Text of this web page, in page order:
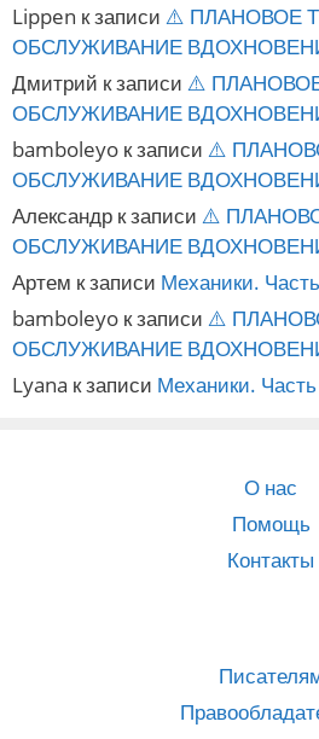
Lippen к записи ⚠️ ПЛАНОВОЕ
ОБСЛУЖИВАНИЕ
Дмитрий к записи ⚠️
ОБСЛУЖИВАНИЕ
bamboleyo к записи ⚠️
ОБСЛУЖИВАНИЕ
Александр к записи ⚠️
ОБСЛУЖИВАНИЕ
Артем к записи Механики.
bamboleyo к записи ⚠️
ОБСЛУЖИВАНИЕ
Lyana к записи Механики.
О нас
Помощь
Контакты